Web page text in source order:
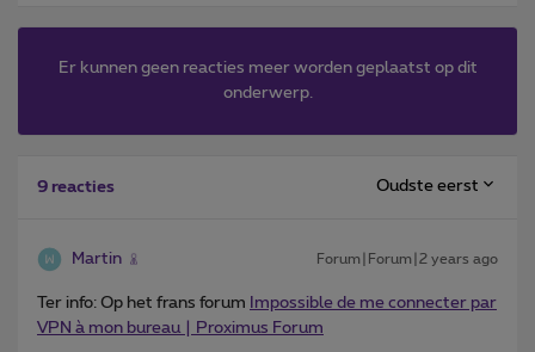
Er kunnen geen reacties meer worden geplaatst op dit
onderwerp.
9 reacties Oudste eerst
Martin Forum|Forum|2 years ago
Ter info: Op het frans forum
Impossible de me connecter par
VPN à mon bureau | Proximus Forum